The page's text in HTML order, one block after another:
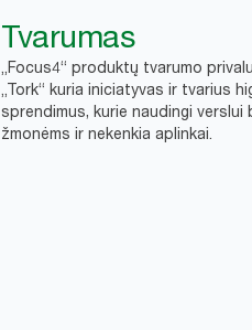
Tvarumas
„Focus4“ produktų tvarumo
„Tork“ kuria iniciatyvas ir tvarius
sprendimus, kurie naudingi verslui
žmonėms ir nekenkia aplinkai.